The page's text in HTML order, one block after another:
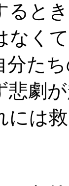
ると
なく
分た
悲劇
には